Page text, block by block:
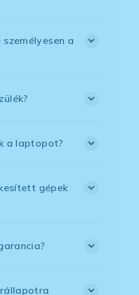
a
a laptopot?
gépek